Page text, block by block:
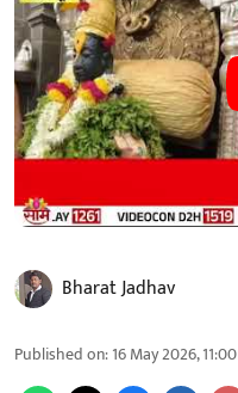
Bharat Jadhav
Published on:16 May 2026,